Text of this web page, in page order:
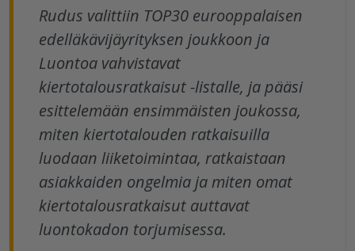
Rudus valittiin TOP30 eurooppalaisen
edelläkävijäyrityksen joukkoon ja
Luontoa vahvistavat
kiertotalousratkaisut -listalle, ja pääsi
esittelemään ensimmäisten joukossa,
miten kiertotalouden ratkaisuilla
luodaan liiketoimintaa, ratkaistaan
asiakkaiden ongelmia ja miten omat
kiertotalousratkaisut auttavat
luontokadon torjumisessa.